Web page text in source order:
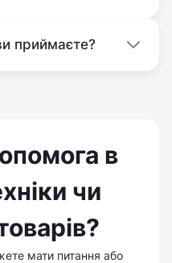
приймаєте?
в
чи
мати питання або